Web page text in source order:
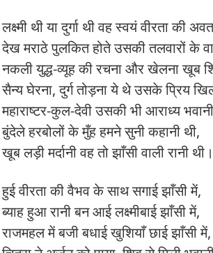
लक्ष्मी थी या दुर्गा थी वह स्वयं वीरता की
देख मराठे पुलकित होते उसकी तलवारों के
नकली युद्ध-व्यूह की रचना और खेलना खूब
सैन्य घेरना, दुर्ग तोड़ना ये थे उसके प्रिय
महाराष्टर-कुल-देवी उसकी भी आराध्य
बुंदेले हरबोलों के मुँह हमने सुनी कहानी थी,
खूब लड़ी मर्दानी वह तो झाँसी वाली रानी
हुई वीरता की वैभव के साथ सगाई झाँसी में,
ब्याह हुआ रानी बन आई लक्ष्मीबाई झाँसी में,
राजमहल में बजी बधाई खुशियाँ छाई झाँसी में,